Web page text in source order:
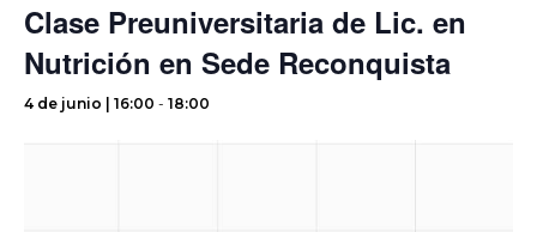
Clase Preuniversitaria de Lic. en
Nutrición en Sede Reconquista
4 de junio | 16:00 - 18:00